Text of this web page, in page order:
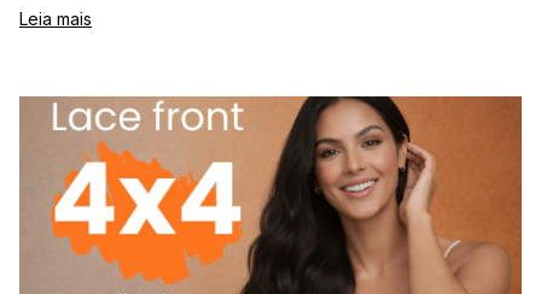
confiante e satisfeita com sua própria imagem. Por outro lado,
cabelo e autoestima está ligada à construção da autoimagem,
à influência dos padrões de beleza e ao poder do
autocuidado. Investir em produtos capilares adequados ao
seu tipo de fio não é apenas uma escolha estética — é uma
decisão estratégica para fortalecer a autoconfiança e
valorizar sua beleza natural. Escolher shampoos, máscaras,
finalizadores e tratamentos de qualidade pode transformar a
saúde dos fios e, consequentemente, a forma como você se
Leia mais